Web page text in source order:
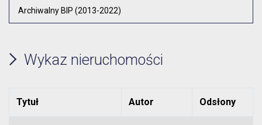
Archiwalny BIP (2013-2022)
Wykaz nieruchomości
Tytuł Autor Odsłony